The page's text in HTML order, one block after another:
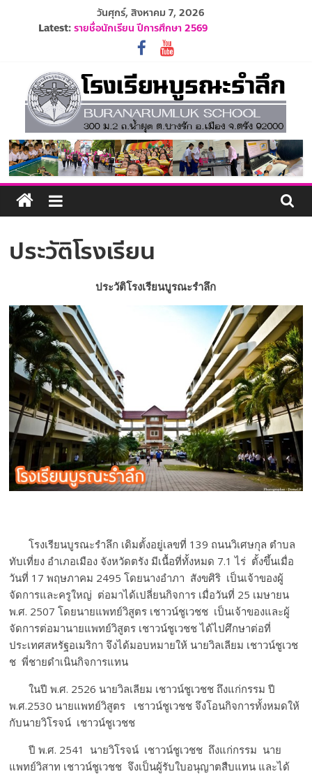
วันศุกร์, สิงหาคม 7, 2026
Latest: รายชื่อนักเรียน ปีการศึกษา 2569
ปฏิทินโรงเรียนบูรณะรำลึก ปีการศึกษา 2569
ประกาศรับสมัครครูและบุคลากร ปีการศึกษา 2569
ระเบียบการแต่งกายนักเรียน ปีการศึกษา 2569
รับสมัครนักเรียนอนุบาล 1 ปีการศึกษา 2570
โรงเรียน
บูรณะ
รำลึก
ปัญญา
วินัย
ใฝ่
คุณธรรม
ค้ำจุน
สังคม
ประวัติโรงเรียน
ประวัติโรงเรียนบูรณะรำลึก
โรงเรียนบูรณะรำลึก เดิมตั้งอยู่เลขที่ 139 ถนนวิเศษกุล ตำบล
ทับเที่ยง อำเภอเมือง จังหวัดตรัง มีเนื้อที่ทั้งหมด 7.1 ไร่ ตั้งขึ้นเมื่อ
วันที่ 17 พฤษภาคม 2495 โดยนางอำภา สังขศิริ เป็นเจ้าของผู้
จัดการและครูใหญ่ ต่อมาได้เปลี่ยนกิจการ เมื่อวันที่ 25 เมษายน
พ.ศ. 2507 โดยนายแพทย์วิสูตร เชาวน์ชูเวชช เป็นเจ้าของและผู้
จัดการต่อมานายแพทย์วิสูตร เชาวน์ชูเวชช ได้ไปศึกษาต่อที่
ประเทศสหรัฐอเมริกา จึงได้มอบหมายให้ นายวิลเลียม เชาวน์ชูเวช
ช พี่ชายดำเนินกิจการแทน
ในปี พ.ศ. 2526 นายวิลเลียม เชาวน์ชูเวชช ถึงแก่กรรม ปี
พ.ศ.2530 นายแพทย์วิสูตร เชาวน์ชูเวชช จึงโอนกิจการทั้งหมดให้
กับนายวิโรจน์ เชาวน์ชูเวชช
ปี พ.ศ. 2541 นายวิโรจน์ เชาวน์ชูเวชช ถึงแก่กรรม นาย
แพทย์วิสาท เชาวน์ชูเวชช จึงเป็นผู้รับใบอนุญาตสืบแทน และได้